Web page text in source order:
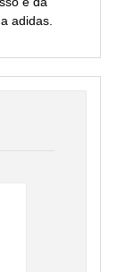
adidas.